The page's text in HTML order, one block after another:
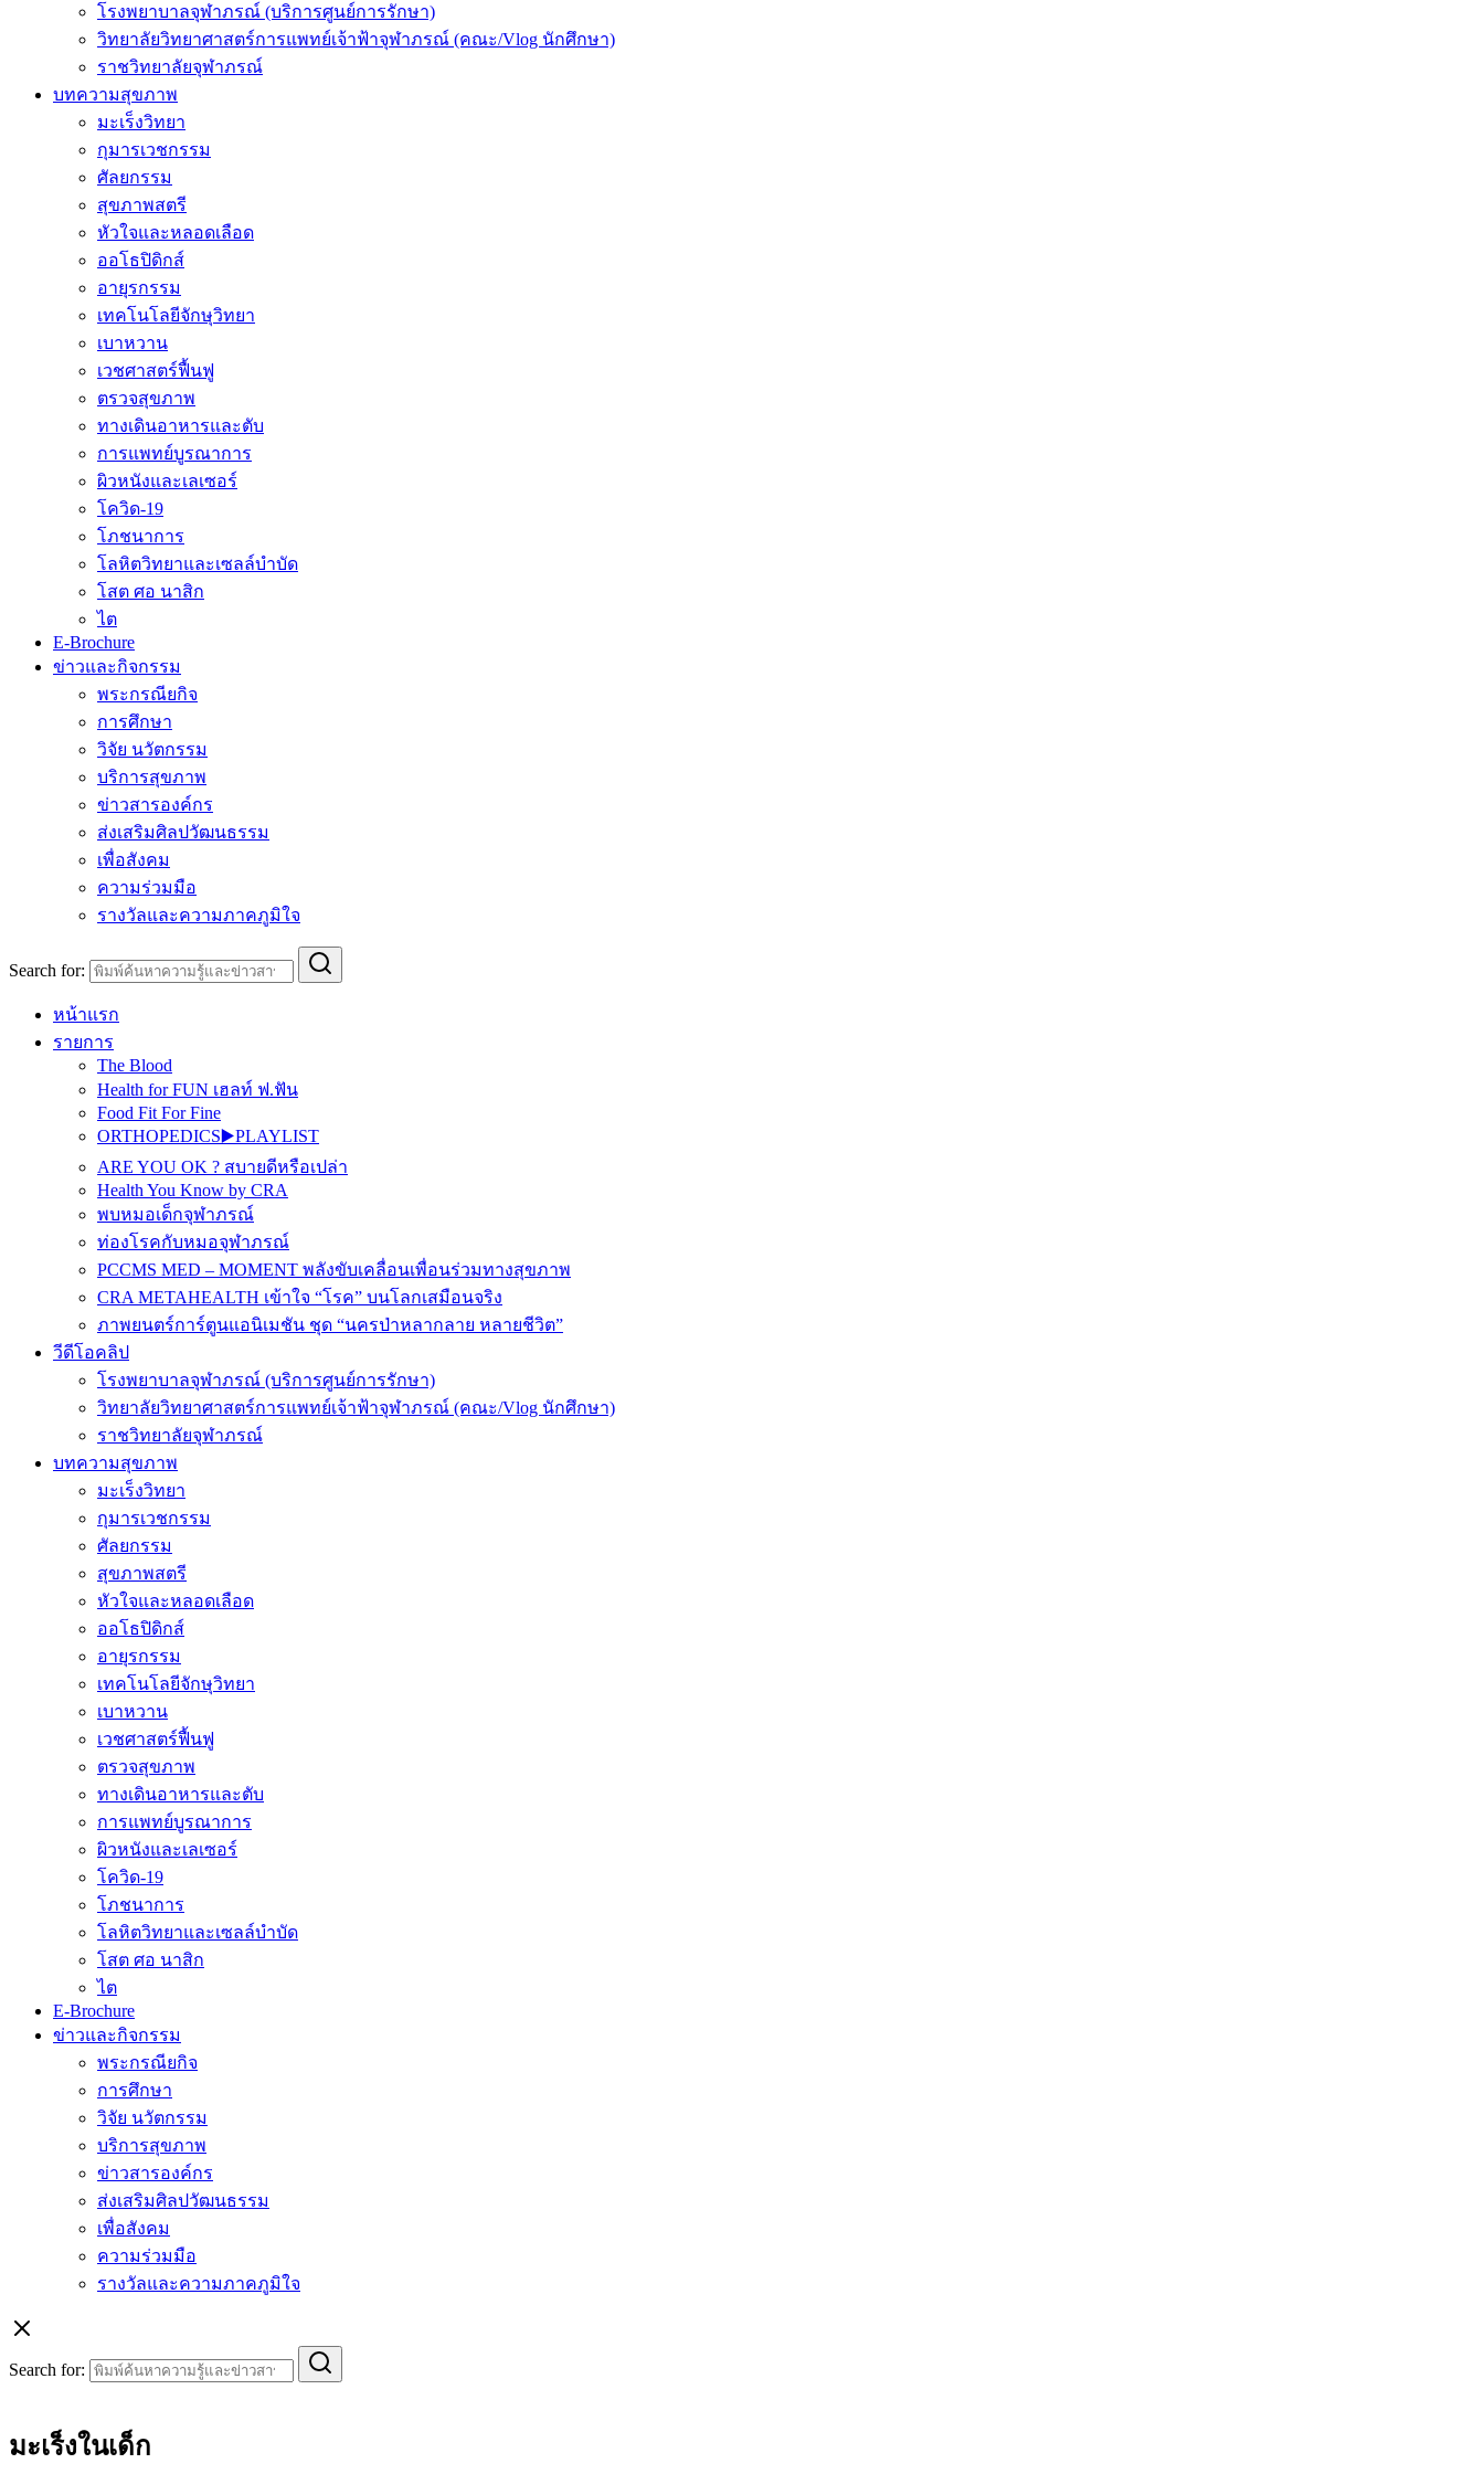
โรงพยาบาลจุฬาภรณ์ (บริการศูนย์การรักษา)
วิทยาลัยวิทยาศาสตร์การแพทย์เจ้าฟ้าจุฬาภรณ์ (คณะ/Vlog นักศึกษา)
ราชวิทยาลัยจุฬาภรณ์
บทความสุขภาพ
มะเร็งวิทยา
กุมารเวชกรรม
ศัลยกรรม
สุขภาพสตรี
หัวใจและหลอดเลือด
ออโธปิดิกส์
อายุรกรรม
เทคโนโลยีจักษุวิทยา
เบาหวาน
เวชศาสตร์ฟื้นฟู
ตรวจสุขภาพ
ทางเดินอาหารและตับ
การแพทย์บูรณาการ
ผิวหนังและเลเซอร์
โควิด-19
โภชนาการ
โลหิตวิทยาและเซลล์บำบัด
โสต ศอ นาสิก
ไต
E-Brochure
ข่าวและกิจกรรม
พระกรณียกิจ
การศึกษา
วิจัย นวัตกรรม
บริการสุขภาพ
ข่าวสารองค์กร
ส่งเสริมศิลปวัฒนธรรม
เพื่อสังคม
ความร่วมมือ
รางวัลและความภาคภูมิใจ
Search for:
หน้าแรก
รายการ
The Blood
Health for FUN เฮลท์ ฟ.ฟัน
Food Fit For Fine
ORTHOPEDICS▶️PLAYLIST
ARE YOU OK ? สบายดีหรือเปล่า
Health You Know by CRA
พบหมอเด็กจุฬาภรณ์
ท่องโรคกับหมอจุฬาภรณ์
PCCMS MED – MOMENT พลังขับเคลื่อนเพื่อนร่วมทางสุขภาพ
CRA METAHEALTH เข้าใจ “โรค” บนโลกเสมือนจริง
ภาพยนตร์การ์ตูนแอนิเมชัน ชุด “นครป่าหลากลาย หลายชีวิต”
วีดีโอคลิป
โรงพยาบาลจุฬาภรณ์ (บริการศูนย์การรักษา)
วิทยาลัยวิทยาศาสตร์การแพทย์เจ้าฟ้าจุฬาภรณ์ (คณะ/Vlog นักศึกษา)
ราชวิทยาลัยจุฬาภรณ์
บทความสุขภาพ
มะเร็งวิทยา
กุมารเวชกรรม
ศัลยกรรม
สุขภาพสตรี
หัวใจและหลอดเลือด
ออโธปิดิกส์
อายุรกรรม
เทคโนโลยีจักษุวิทยา
เบาหวาน
เวชศาสตร์ฟื้นฟู
ตรวจสุขภาพ
ทางเดินอาหารและตับ
การแพทย์บูรณาการ
ผิวหนังและเลเซอร์
โควิด-19
โภชนาการ
โลหิตวิทยาและเซลล์บำบัด
โสต ศอ นาสิก
ไต
E-Brochure
ข่าวและกิจกรรม
พระกรณียกิจ
การศึกษา
วิจัย นวัตกรรม
บริการสุขภาพ
ข่าวสารองค์กร
ส่งเสริมศิลปวัฒนธรรม
เพื่อสังคม
ความร่วมมือ
รางวัลและความภาคภูมิใจ
Search for:
มะเร็งในเด็ก